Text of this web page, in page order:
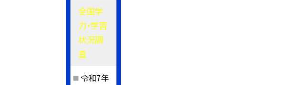
全国学
力・学習
状況調
査
令和7年